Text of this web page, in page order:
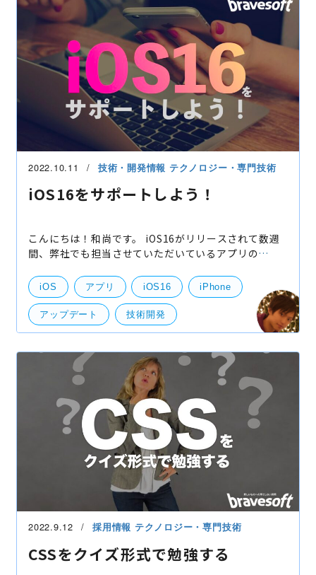
2022.10.11 技術・開発情報 テクノロジー・専門技術
iOS16をサポートしよう！
こんにちは！和尚です。 iOS16がリリースされて数週
間、弊社でも担当させていただいているアプリの
曲者で、対応しなければ特定の画面が全く使えなくな
ってしまうよ
iOS アプリ iOS16 iPhone
アップデート 技術開発
2022.9.12 採用情報 テクノロジー・専門技術
CSSをクイズ形式で勉強する